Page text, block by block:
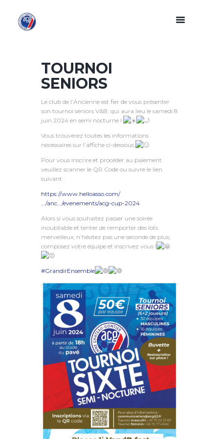
TOURNOI
SENIORS
Le club de l’Ancienne est fier de vous présenter
son tournoi séniors V&B, qui aura lieu le samedi 8
juin 2024 en semi nocturne !
Vous trouverez toutes les informations
nécessaires sur l’affiche ci-dessous.
Pour vous inscrire et procéder au paiement
veuillez scanner le QR Code ou suivre le lien
suivant :
https://www.helloasso.com/
…/anc…/evenements/acg-cup-2024
Alors si vous souhaitez passer une soirée
inoubliable et tenter de remporter des lots
merveilleux, n’hésitez pas une seconde de plus,
composez votre équipe et inscrivez vous !
#GrandirEnsemble